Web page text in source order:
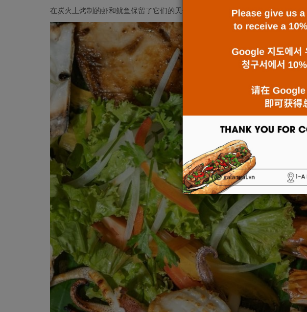
在炭火上烤制的虾和鱿鱼保留了它们的天然风味和甜美。每只虾外脆内嫩，而